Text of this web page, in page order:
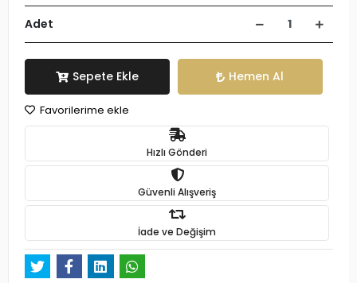
Adet
Sepete Ekle Hemen Al
Favorilerime ekle
Hızlı Gönderi
Güvenli Alışveriş
İade ve Değişim